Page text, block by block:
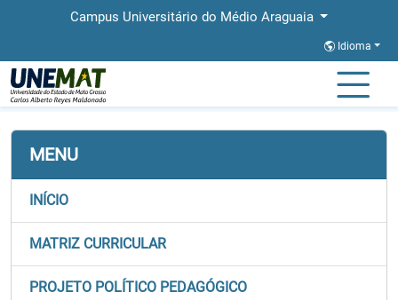
Campus Universitário do Médio Araguaia
Idioma
Página Inicial Direito
MENU
INÍCIO
MATRIZ CURRICULAR
PROJETO POLÍTICO PEDAGÓGICO